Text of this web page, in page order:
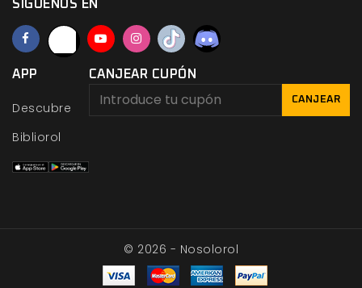
SÍGUENOS EN
APP
Descubre
Bibliorol
CANJEAR CUPÓN
CANJEAR
© 2026 - Nosolorol